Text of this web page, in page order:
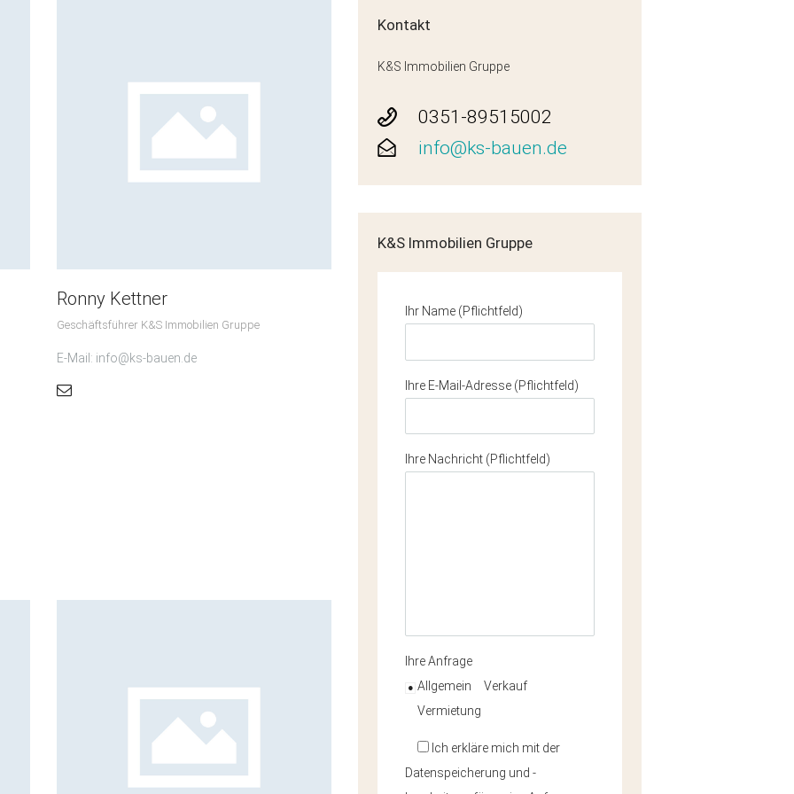
Ronny Kettner
Geschäftsführer K&S Immobilien Gruppe
E-Mail: info@ks-bauen.de
Kontakt
K&S Immobilien Gruppe
0351-89515002
info@ks-bauen.de
K&S Immobilien Gruppe
Ihr Name (Pflichtfeld)
Ihre E-Mail-Adresse (Pflichtfeld)
Ihre Nachricht (Pflichtfeld)
Ihre Anfrage
Allgemein
Verkauf
Vermietung
Ich erkläre mich mit der
Datenspeicherung und -